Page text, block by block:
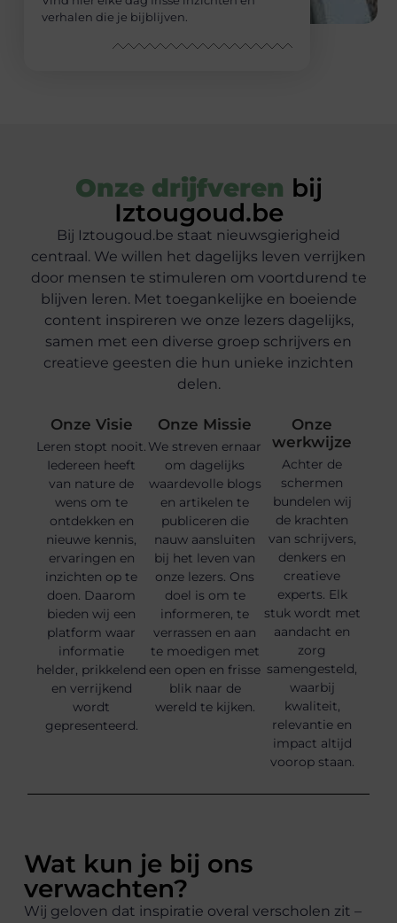
verhalen die je bijblijven.
Onze drijfveren bij
Iztougoud.be
Bij Iztougoud.be staat nieuwsgierigheid
centraal. We willen het dagelijks leven verrijken
door mensen te stimuleren om voortdurend te
blijven leren. Met toegankelijke en boeiende
content inspireren we onze lezers dagelijks,
samen met een diverse groep schrijvers en
creatieve geesten die hun unieke inzichten
delen.
Onze Visie
Leren stopt nooit.
Iedereen heeft
van nature de
wens om te
ontdekken en
nieuwe kennis,
ervaringen en
inzichten op te
doen. Daarom
bieden wij een
platform waar
informatie
helder, prikkelend
en verrijkend
wordt
gepresenteerd.
Onze Missie
We streven ernaar
om dagelijks
waardevolle blogs
en artikelen te
publiceren die
nauw aansluiten
bij het leven van
onze lezers. Ons
doel is om te
informeren, te
verrassen en aan
te moedigen met
een open en frisse
blik naar de
wereld te kijken.
Onze
werkwijze
Achter de
schermen
bundelen wij
de krachten
van schrijvers,
denkers en
creatieve
experts. Elk
stuk wordt met
aandacht en
zorg
samengesteld,
waarbij
kwaliteit,
relevantie en
impact altijd
voorop staan.
Wat kun je bij ons
verwachten?
Wij geloven dat inspiratie overal verscholen zit –